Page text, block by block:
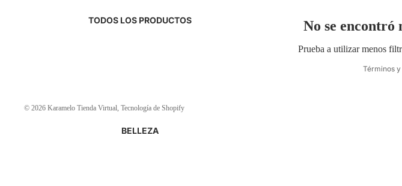
TODOS LOS PRODUCTOS
BELLEZA
No se encontró
Prueba a utilizar menos
© 2026 Karamelo Tienda Virtual Tecnología de Shopify
Términos
Términos
Política